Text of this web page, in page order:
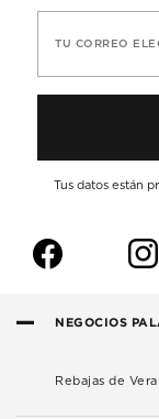
TU CORREO
Tus datos están
f i
NEGOCIOS
Rebajas de